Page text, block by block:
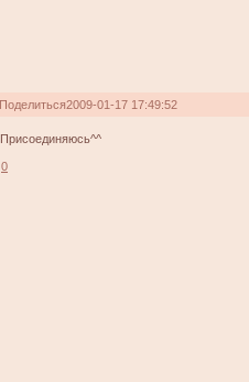
Поделиться2009-01-17 17:49:52
Присоединяюсь^^
0